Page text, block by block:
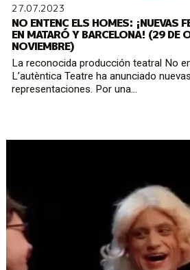
27.07.2023
NO ENTENC ELS HOMES: ¡NUEVAS
EN MATARÓ Y BARCELONA! (29 DE
NOVIEMBRE)
La reconocida producción teatral No
L’autèntica Teatre ha anunciado
representaciones. Por una...